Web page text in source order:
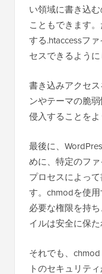
い領域に書き込
こともできます
する.htaccessフ
セスできるように
書き込みアクセ
ンやテーマの脆
侵入することをよ
最後に、
めに、特定のフ
プロセスによっ
す。chmodを使
必要な権限を持
イルは安全に保た
それでも、
トのセキュリテ